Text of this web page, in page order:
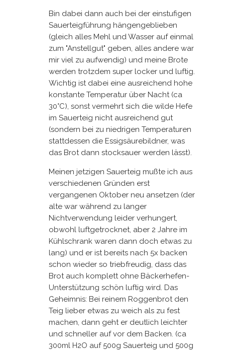
Bin dabei dann auch bei der einstufigen
Sauerteigführung hängengeblieben
(gleich alles Mehl und Wasser auf einmal
zum "Anstellgut" geben, alles andere war
mir viel zu aufwendig) und meine Brote
werden trotzdem super locker und luftig.
Wichtig ist dabei eine ausreichend hohe
konstante Temperatur über Nacht (ca
30°C), sonst vermehrt sich die wilde Hefe
im Sauerteig nicht ausreichend gut
(sondern bei zu niedrigen Temperaturen
stattdessen die Essigsäurebildner, was
das Brot dann stocksauer werden lässt).
Meinen jetzigen Sauerteig mußte ich aus
verschiedenen Gründen erst
vergangenen Oktober neu ansetzen (der
alte war während zu langer
Nichtverwendung leider verhungert,
obwohl luftgetrocknet, aber 2 Jahre im
Kühlschrank waren dann doch etwas zu
lang) und er ist bereits nach 5x backen
schon wieder so triebfreudig, dass das
Brot auch komplett ohne Bäckerhefen-
Unterstützung schön luftig wird. Das
Geheimnis: Bei reinem Roggenbrot den
Teig lieber etwas zu weich als zu fest
machen, dann geht er deutlich leichter
und schneller auf vor dem Backen. (ca
300ml H2O auf 500g Sauerteig und 500g